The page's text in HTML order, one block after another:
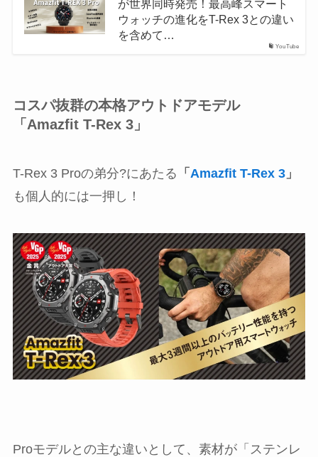
YouTube
が世界同時発売！最高峰スマート
ウォッチの進化をT-Rex 3との違い
を含めて…
コスパ抜群の本格アウトドアモデル
「Amazfit T-Rex 3」
T-Rex 3 Proの弟分?にあたる 「 Amazfit T-Rex 3」
も個人的には一押し！
Proモデルとの主な違いとして、素材が「ステンレ